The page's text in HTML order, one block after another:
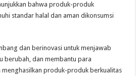
bahwa produk-produk
standar halal dan aman dikonsumsi
dan berinovasi untuk menjawab
berubah, dan membantu para
menghasilkan produk-produk berkualitas